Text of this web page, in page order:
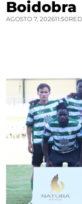
Boidobra
AGOSTO 7, 202611:50